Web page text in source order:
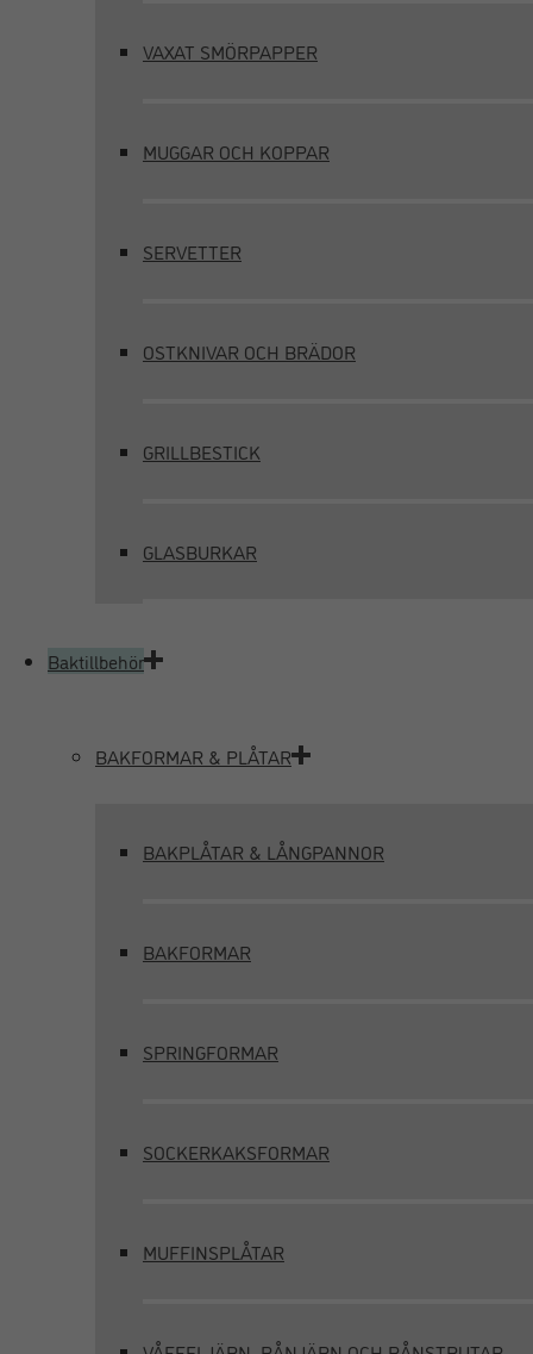
VAXAT SMÖRPAPPER
MUGGAR OCH KOPPAR
SERVETTER
OSTKNIVAR OCH BRÄDOR
GRILLBESTICK
GLASBURKAR
Baktillbehör
BAKFORMAR & PLÅTAR
BAKPLÅTAR & LÅNGPANNOR
BAKFORMAR
SPRINGFORMAR
SOCKERKAKSFORMAR
MUFFINSPLÅTAR